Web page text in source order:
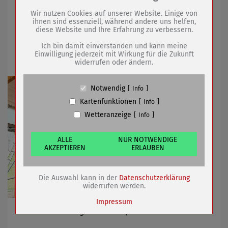
20.04.2026 mehr
Neuer innovativer Radler-Rastplatz bei
Leubingen und Familienfest
Name
PHP Session Cookie
Anbieter
Eigentümer dieser Website (Wenko-
Wenselaar GmbH & Co. KG)
Absicherung Kontaktformular / SPAM
Cookiespeicherung Entscheidungscookie
Anbieter
Eigentümer dieser Website (Wenko-
Wenselaar GmbH & Co. KG)
Zweck
Speichert die Einstellungen der Besucher
bezüglich der Speicherung von Cookies.
Cookie Name
dywc
Cookie Laufzeit
1 Jahr
Wir nutzen Cookies auf unserer Website. Einige von
ihnen sind essenziell, während andere uns helfen,
diese Website und Ihre Erfahrung zu verbessern.
Ich bin damit einverstanden und kann meine
Einwilligung jederzeit mit Wirkung für die Zukunft
widerrufen oder ändern.
Notwendig Info
Kartenfunktionen Info
Wetteranzeige Info
ALLE
AKZEPTIEREN
NUR NOTWENDIGE
ERLAUBEN
Die Auswahl kann in der Datenschutzerklärung
widerrufen werden.
Impressum